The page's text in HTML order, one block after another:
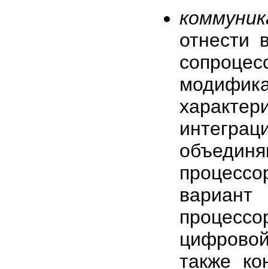
отнести
также